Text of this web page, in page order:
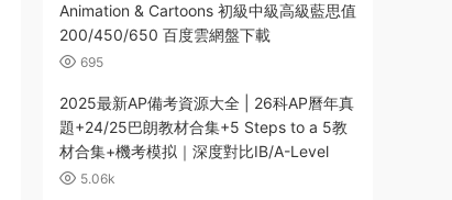
Animation & Cartoons 初級中級高級藍思值
200/450/650 百度雲網盤下載
695
2025最新AP備考資源大全 | 26科AP曆年真
題+24/25巴朗教材合集+5 Steps to a 5教
材合集+機考模拟｜深度對比IB/A-Level
5.06k